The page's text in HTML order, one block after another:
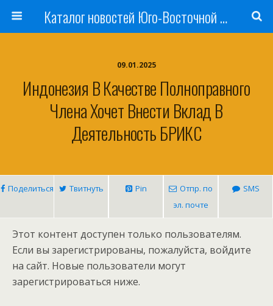
Каталог новостей Юго-Восточной Азии, Австралии и Океании
09.01.2025
Индонезия В Качестве Полноправного
Члена Хочет Внести Вклад В
Деятельность БРИКС
Поделиться Твитнуть Pin
Отпр. по
эл. почте
SMS
Этот контент доступен только пользователям.
Если вы зарегистрированы, пожалуйста, войдите
на сайт. Новые пользователи могут
зарегистрироваться ниже.